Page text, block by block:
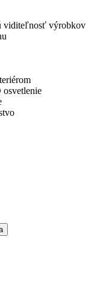
viditeľnosť výrobkov